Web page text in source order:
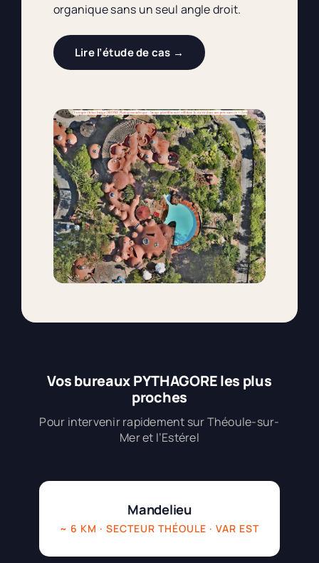
organique sans un seul angle droit.
Lire l’étude de cas →
Vos bureaux PYTHAGORE les plus
proches
Pour intervenir rapidement sur Théoule-sur-
Mer et l’Estérel
Mandelieu
~ 6 KM · SECTEUR THÉOULE · VAR EST